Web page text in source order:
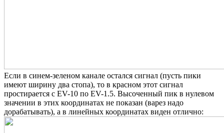
Если в синем-зеленом канале остался сигнал (пусть пики
имеют ширину два стопа), то в красном этот сигнал
простирается с EV-10 по EV-1.5. Высоченный пик в нулевом
значении в этих координатах не показан (варез надо
дорабатывать), а в линейных координатах виден отлично: